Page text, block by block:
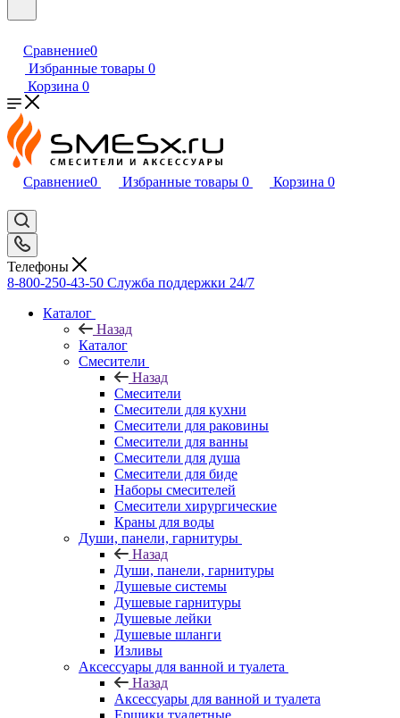
Сравнение0
Избранные товары 0
Корзина 0
Сравнение0 Избранные товары 0 Корзина 0
Телефоны
8-800-250-43-50 Служба поддержки 24/7
Каталог
Назад
Каталог
Смесители
Назад
Смесители
Смесители для кухни
Смесители для раковины
Смесители для ванны
Смесители для душа
Смесители для биде
Наборы смесителей
Смесители хирургические
Краны для воды
Души, панели, гарнитуры
Назад
Души, панели, гарнитуры
Душевые системы
Душевые гарнитуры
Душевые лейки
Душевые шланги
Изливы
Аксессуары для ванной и туалета
Назад
Аксессуары для ванной и туалета
Ершики туалетные